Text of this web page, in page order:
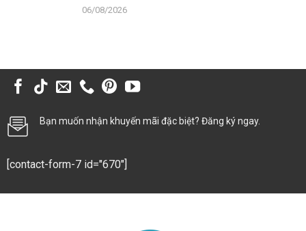
06/08/2026
Bạn muốn nhận khuyến mãi đặc biệt? Đăng ký ngay.
[contact-form-7 id="670"]